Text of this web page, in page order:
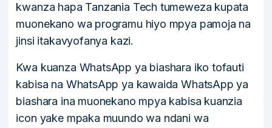
kwanza hapa Tanzania Tech tumeweza kupata
muonekano wa programu hiyo mpya pamoja na
jinsi itakavyofanya kazi.
Kwa kuanza WhatsApp ya biashara iko tofauti
kabisa na WhatsApp ya kawaida WhatsApp ya
biashara ina muonekano mpya kabisa kuanzia
icon yake mpaka muundo wa ndani wa